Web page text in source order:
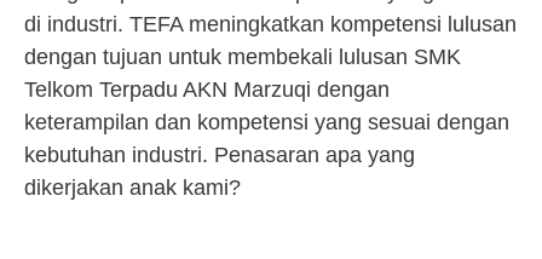
di industri. TEFA meningkatkan kompetensi lulusan
dengan tujuan untuk membekali lulusan SMK
Telkom Terpadu AKN Marzuqi dengan
keterampilan dan kompetensi yang sesuai dengan
kebutuhan industri. Penasaran apa yang
dikerjakan anak kami?